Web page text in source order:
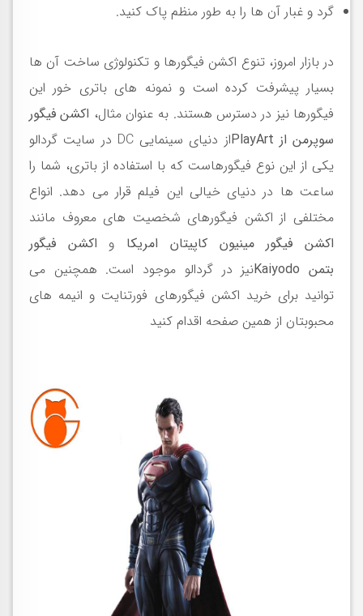
گرد و غبار آن ها را به طور منظم پاک کنید.
در بازار امروز، تنوع اکشن فیگورها و تکنولوژی ساخت آن ها
بسیار پیشرفت کرده است و نمونه های باتری خور این
فیگورها نیز در دسترس هستند. به عنوان مثال، اکشن فیگور
سوپرمن از
از دنیای سینمایی DC
در سایت گردالو
یکی از این نوع فیگورهاست که با استفاده از باتری، شما را
ساعت ها در دنیای خیالی این فیلم قرار می دهد. انواع
مختلفی از اکشن فیگورهای شخصیت های معروف مانند
اکشن فیگور مینیون کاپیتان امریکا و اکشن فیگور
بتمن Kaiyodoنیز در گردالو موجود است. همچنین می
توانید برای خرید اکشن فیگورهای فورتنایت و انیمه های
محبوبتان از همین صفحه اقدام کنید